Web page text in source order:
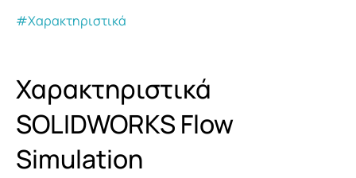
#Χαρακτηριστικά
Χαρακτηριστικά
SOLIDWORKS Flow
Simulation